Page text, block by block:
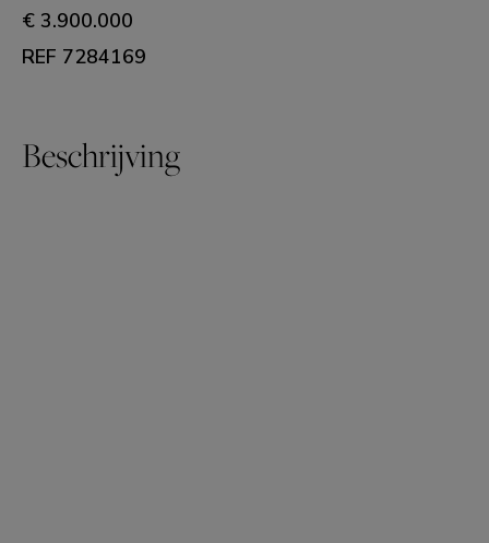
€ 3.900.000
REF 7284169
Beschrijving